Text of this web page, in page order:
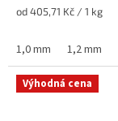
Měrná
od 405,71 Kč / 1 kg
1,0 mm 1,2 mm
Výhodná cena